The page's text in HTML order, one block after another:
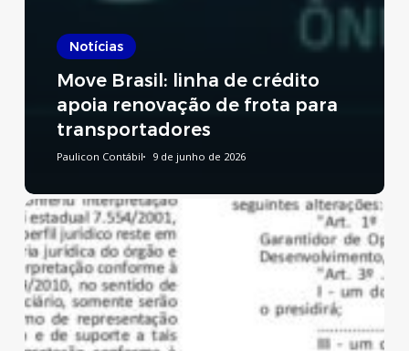
Notícias
Move Brasil: linha de crédito
apoia renovação de frota para
transportadores
Paulicon Contábil 9 de junho de 2026
Reforma
Tributária:
publicado
decreto
que
regulamenta
a